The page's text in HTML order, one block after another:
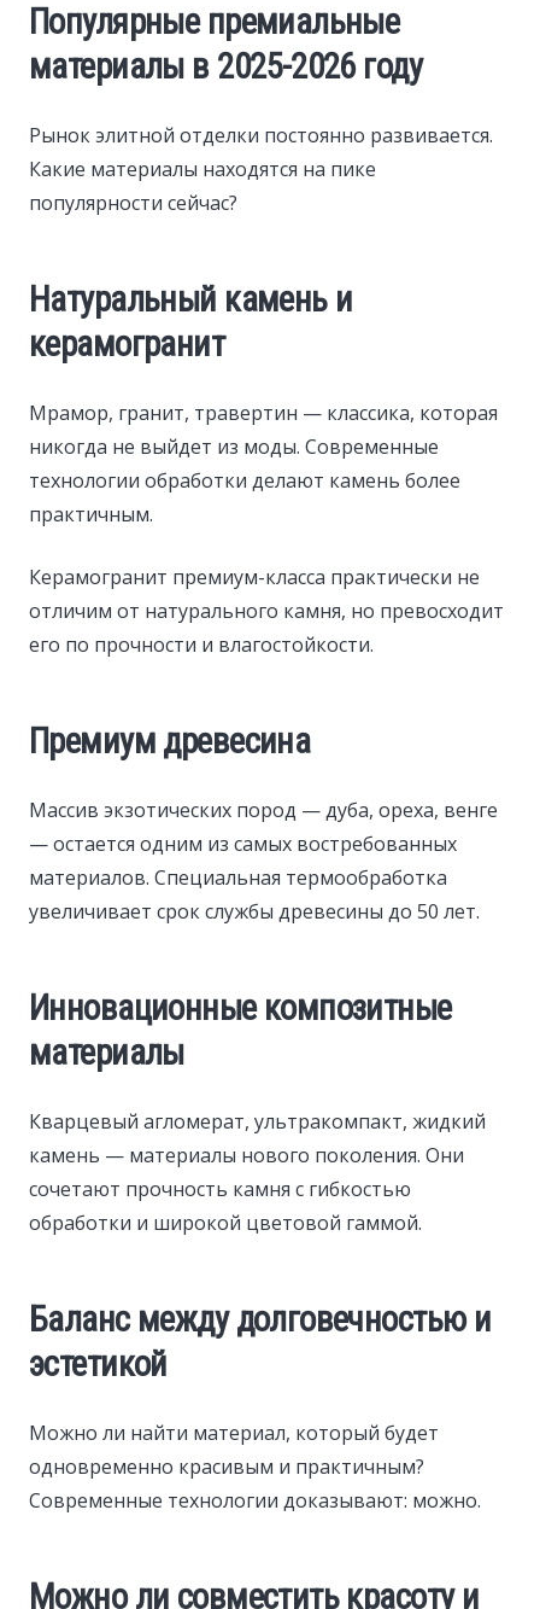
Популярные премиальные
материалы в 2025-2026 году
Рынок элитной отделки постоянно развивается.
Какие материалы находятся на пике
популярности сейчас?
Натуральный камень и
керамогранит
Мрамор, гранит, травертин — классика, которая
никогда не выйдет из моды. Современные
технологии обработки делают камень более
практичным.
Керамогранит премиум-класса практически не
отличим от натурального камня, но превосходит
его по прочности и влагостойкости.
Премиум древесина
Массив экзотических пород — дуба, ореха, венге
— остается одним из самых востребованных
материалов. Специальная термообработка
увеличивает срок службы древесины до 50 лет.
Инновационные композитные
материалы
Кварцевый агломерат, ультракомпакт, жидкий
камень — материалы нового поколения. Они
сочетают прочность камня с гибкостью
обработки и широкой цветовой гаммой.
Баланс между долговечностью и
эстетикой
Можно ли найти материал, который будет
одновременно красивым и практичным?
Современные технологии доказывают: можно.
Можно ли совместить красоту и